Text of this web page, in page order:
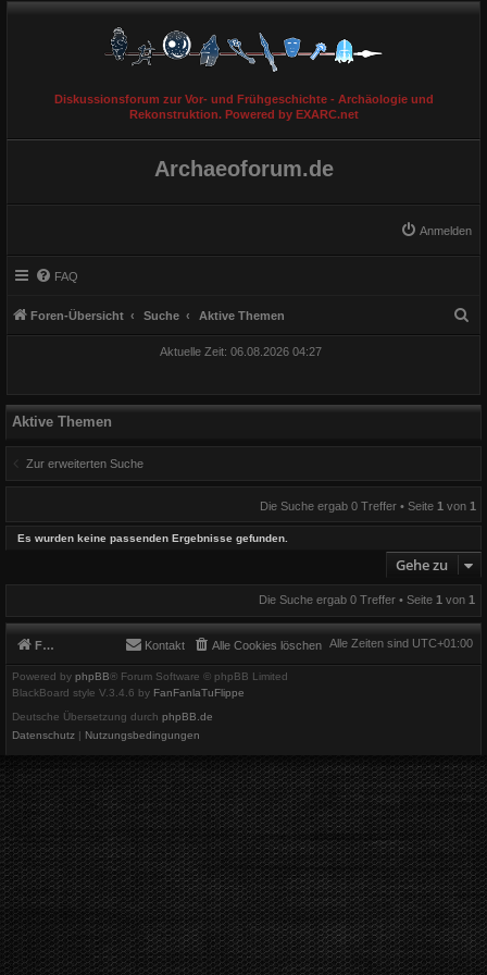
Diskussionsforum zur Vor- und Frühgeschichte - Archäologie und
Rekonstruktion. Powered by EXARC.net
Archaeoforum.de
Anmelden
FAQ
Foren-Übersicht Suche Aktive Themen
Aktuelle Zeit: 06.08.2026 04:27
Aktive Themen
Zur erweiterten Suche
Die Suche ergab 0 Treffer • Seite 1 von 1
Es wurden keine passenden Ergebnisse gefunden.
Gehe zu
Die Suche ergab 0 Treffer • Seite 1 von 1
Foren-Übersicht Alle Zeiten sind UTC+01:00
Alle Cookies löschen
Kontakt
Powered by phpBB® Forum Software © phpBB Limited
BlackBoard style V.3.4.6 by FanFanlaTuFlippe
Deutsche Übersetzung durch phpBB.de
Datenschutz
Nutzungsbedingungen